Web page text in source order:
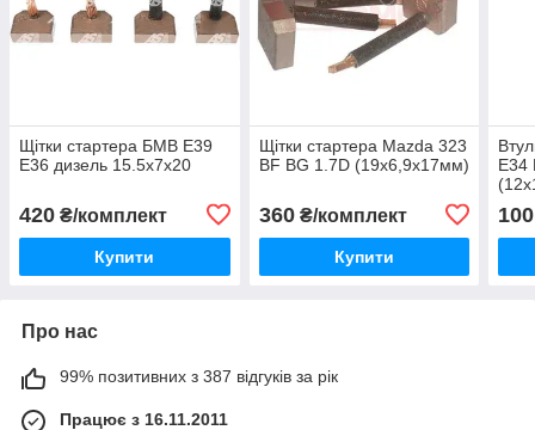
Щітки стартера БМВ E39
E36 дизель 15.5x7x20
420 ₴/комплект
Купити
Щітки стартера Mazda 323
BF BG 1.7D (19x6,9x17мм)
360₴/комплект
Купити
E34
100
Про нас
99% позитивних з 387 відгуків за рік
Працює з 16.11.2011